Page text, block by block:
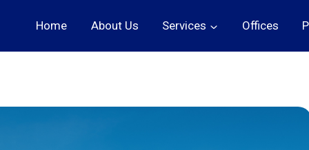
Home About Us Services Offices